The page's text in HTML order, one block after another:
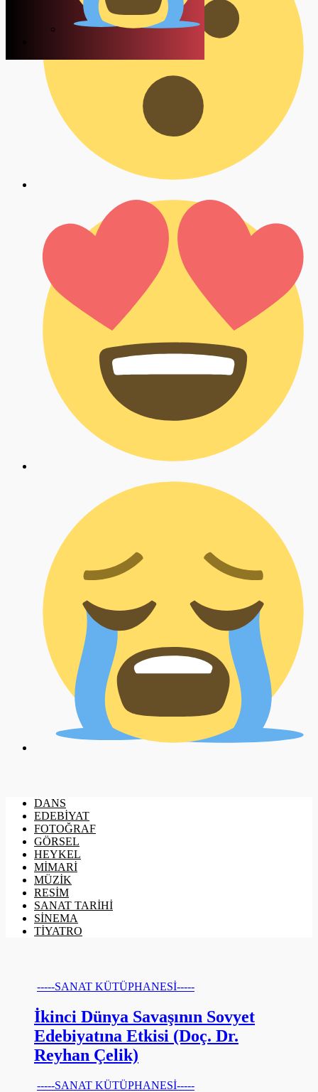
DANS
EDEBİYAT
FOTOĞRAF
GÖRSEL
HEYKEL
MİMARİ
MÜZİK
RESİM
SANAT TARİHİ
SİNEMA
TİYATRO
-----SANAT KÜTÜPHANESİ-----
İkinci Dünya Savaşının Sovyet
Edebiyatına Etkisi (Doç. Dr.
Reyhan Çelik)
-----SANAT KÜTÜPHANESİ-----